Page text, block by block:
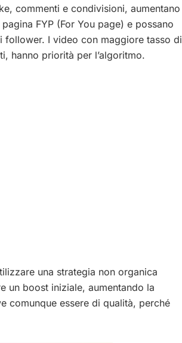
commenti e condivisioni, aumentano
FYP (For You page) e possano
follower. I video con maggiore tasso di
hanno priorità per l’algoritmo.
una strategia non organica
un boost iniziale, aumentando la
comunque essere di qualità, perché